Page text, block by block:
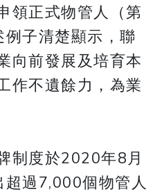
領正式物管人（第
子清楚顯示，聯
向前發展及培育本
作不遺餘力，為業
制度於2020年8月
超過7,000個物管人